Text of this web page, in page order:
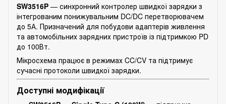
SW3516P — синхронний контролер швидкої зарядки з
інтегрованим понижувальним DC/DC перетворювачем
до 5А. Призначений для побудови адаптерів живлення
та автомобільних зарядних пристроїв із підтримкою PD
до 100Вт.
Мікросхема працює в режимах CC/CV та підтримує
сучасні протоколи швидкої зарядки.
Доступні модифікації